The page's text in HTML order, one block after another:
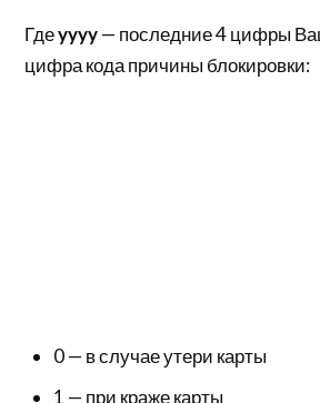
Гдеyyyy— последние 4 цифры
цифра кода причины блокировки:
0 — в случае утери карты
1 — при краже карты